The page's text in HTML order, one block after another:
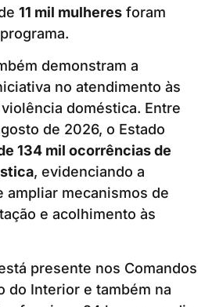
11 mil mulheres foram
demonstram a
no atendimento às
doméstica. Entre
de 2026, o Estado
134 mil ocorrências de
, evidenciando a
ampliar mecanismos de
e acolhimento às
presente nos Comandos
do Interior e também na